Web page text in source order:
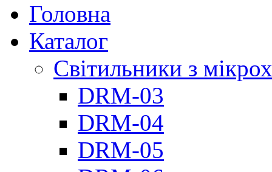
Головна
Каталог
Світильники з
DRM-03
DRM-04
DRM-05